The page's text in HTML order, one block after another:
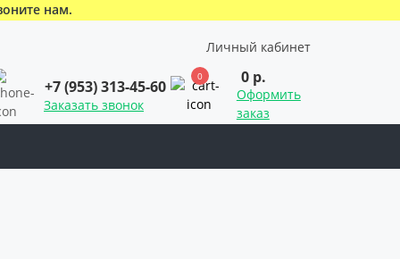
нам.
Личный кабинет
+7 (953) 313-45-60
Заказать звонок
0 0 р.
Оформить
заказ